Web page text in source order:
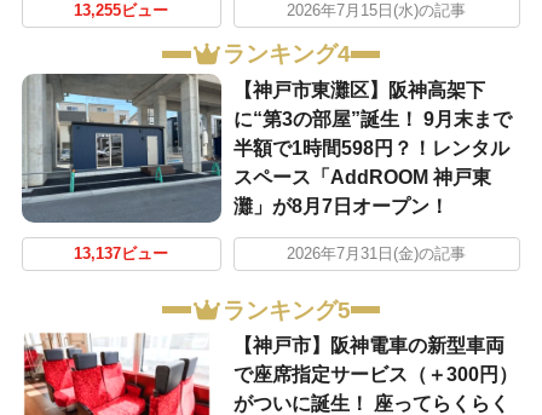
13,255ビュー 2026年7月15日(水)の記事
ランキング4
【神戸市東灘区】阪神高架下
に“第3の部屋”誕生！ 9月末まで
半額で1時間598円？！レンタル
スペース「AddROOM 神戸東
灘」が8月7日オープン！
13,137ビュー 2026年7月31日(金)の記事
ランキング5
【神戸市】阪神電車の新型車両
で座席指定サービス（＋300円）
がついに誕生！ 座ってらくらく